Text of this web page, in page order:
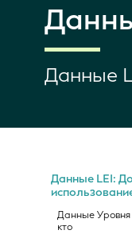
Данные
Данные LEI:
Данные Уровня
кто